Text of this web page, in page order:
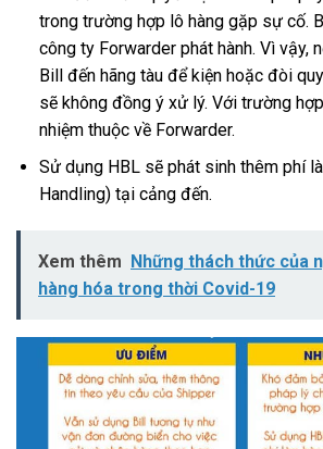
trong trường hợp lô hàng gặp sự cố.
công ty Forwarder phát hành. Vì vậy,
Bill đến hãng tàu để kiện hoặc đòi
sẽ không đồng ý xử lý. Với trường
nhiệm thuộc về Forwarder.
Sử dụng HBL sẽ phát sinh thêm phí
Handling) tại cảng đến.
Xem thêm
Những thách thức của
hàng hóa trong thời Covid-19